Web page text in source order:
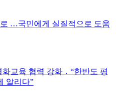
…국민에게 실질적으로 도움
교육 협력 강화 ․ “한반도 평
알리다”